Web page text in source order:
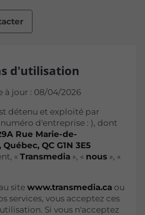
d'utilisation
à jour : 08/04/2026
détenu et exploité par
d'entreprise : ), dont
Rue Marie-de-
QC G1N 3E5
«Transmedia », « nous », «
sitewww.transmedia.ca ou
services, vous acceptez ces
Si vous n'acceptez